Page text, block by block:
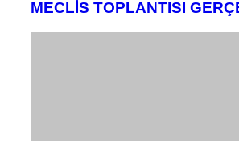
MECLİS TOPLANTISI